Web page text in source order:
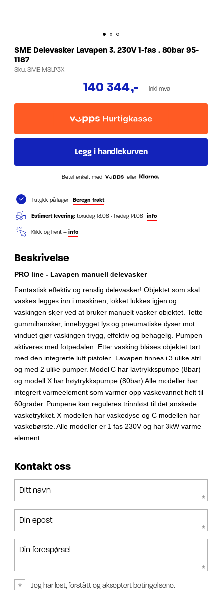
SME Delevasker Lavapen 3. 230V 1-fas . 80bar 95-
1187
Sku.SME MSLP3X
140 344,- inkl mva
Betal enkelt med eller
1 stykk på lager Beregn frakt
Estimert levering: torsdag 13.08 - fredag 14.08 info
Klikk og hent – info
Beskrivelse
PRO line - Lavapen manuell delevasker
Fantastisk effektiv og renslig delevasker! Objektet som skal
vaskes legges inn i maskinen, lokket lukkes igjen og
vaskingen skjer ved at bruker manuelt vasker objektet. Tette
gummihansker, innebygget lys og pneumatiske dyser mot
vinduet gjør vaskingen trygg, effektiv og behagelig. Pumpen
aktiveres med fotpedalen. Etter vasking blåses objektet tørt
med den integrerte luft pistolen. Lavapen finnes i 3 ulike strl
og med 2 ulike pumper. Model C har lavtrykkspumpe (8bar)
og modell X har høytrykkspumpe (80bar) Alle modeller har
integrert varmeelement som varmer opp vaskevannet helt til
60grader. Pumpene kan reguleres trinnløst til det ønskede
vasketrykket. X modellen har vaskedyse og C modellen har
vaskebørste. Alle modeller er 1 fas 230V og har 3kW varme
element.
Kontakt oss
Ditt navn
Din epost
Din forespørsel
Jeg har lest, forstått og akseptert betingelsene.